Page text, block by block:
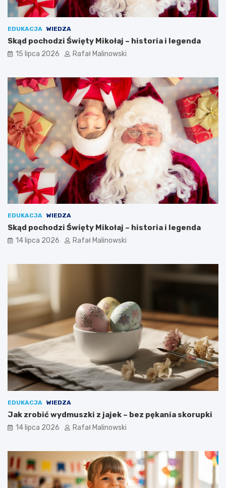
EDUKACJA WIEDZA
Skąd pochodzi Święty Mikołaj – historia i legenda
15 lipca 2026 Rafał Malinowski
EDUKACJA WIEDZA
Skąd pochodzi Święty Mikołaj – historia i legenda
14 lipca 2026 Rafał Malinowski
EDUKACJA WIEDZA
Jak zrobić wydmuszki z jajek – bez pękania skorupki
14 lipca 2026 Rafał Malinowski